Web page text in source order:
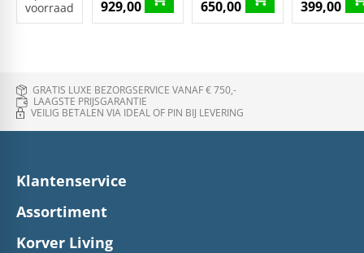
voorraad
929,00
650,00
399,00
GRATIS LUXE BEZORGSERVICE VANAF € 750,-
LAAGSTE PRIJSGARANTIE
VEILIG BETALEN VIA IDEAL OF PIN BIJ LEVERING
Klantenservice
Assortiment
Korver Living